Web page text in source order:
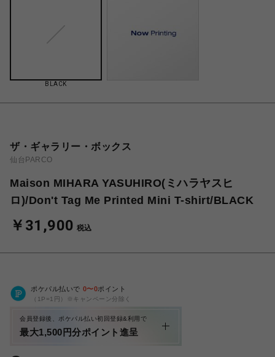
BLACK
ザ・ギャラリー・ボックス
仙台PARCO
Maison MIHARA YASUHIRO(ミハラヤスヒ
ロ)/Don't Tag Me Printed Mini T-shirt/BLACK
￥31,900 税込
ポケパル払いで 0〜0ポイント
（1P=1円）※キャンペーン分除く
会員登録後、ポケパル払い初回登録&利用で
最大1,500円分ポイント進呈